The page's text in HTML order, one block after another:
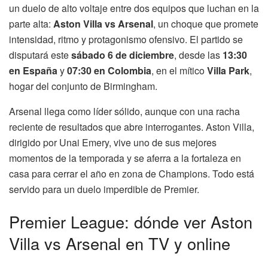
un duelo de alto voltaje entre dos equipos que luchan en la
parte alta: Aston Villa vs Arsenal, un choque que promete
intensidad, ritmo y protagonismo ofensivo. El partido se
disputará estesábado 6 de diciembre, desde las 13:30
en Españay07:30 en Colombia, en el míticoVilla Park,
hogar del conjunto de Birmingham.
Arsenal llega como líder sólido, aunque con una racha
reciente de resultados que abre interrogantes. Aston Villa,
dirigido por Unai Emery, vive uno de sus mejores
momentos de la temporada y se aferra a la fortaleza en
casa para cerrar el año en zona de Champions. Todo está
servido para un duelo imperdible de Premier.
Premier League: dónde ver Aston
Villa vs Arsenal en TV y online